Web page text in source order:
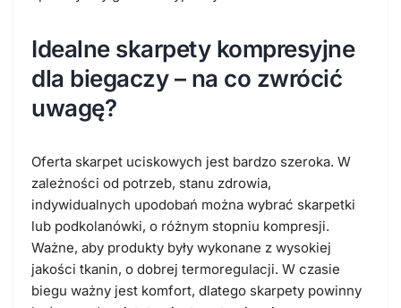
Idealne skarpety kompresyjne
dla biegaczy – na co zwrócić
uwagę?
Oferta skarpet uciskowych jest bardzo szeroka. W
zależności od potrzeb, stanu zdrowia,
indywidualnych upodobań można wybrać skarpetki
lub podkolanówki, o różnym stopniu kompresji.
Ważne, aby produkty były wykonane z wysokiej
jakości tkanin, o dobrej termoregulacji. W czasie
biegu ważny jest komfort, dlatego skarpety powinny